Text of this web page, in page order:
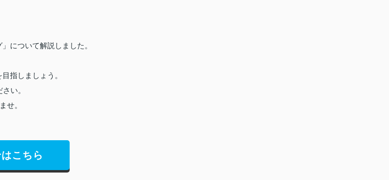
について解説しました。
指しましょう。
さい。
せ。
こちら